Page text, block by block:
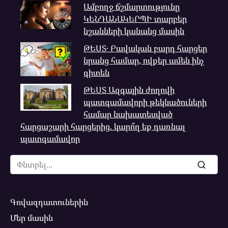
Ամբողջ ճշմարտությունը
ԿԵՆԴԱՆԱԿԵՐՊԻ տարբեր
նշանների կանանց մասին
ԹԵՍՏ․ Բավական բարդ հարցեր
նրանց համար, ովքեր ամեն ինչ
գիտեն
ԹԵՍՏ Ազգային ժողովի
պատգամավորի թեկնածուների
համար նախատեսված
հարցաշարի հարցերից. կարո՞ղ եք դառնալ
պատգամավոր
Search
for:
Գովազդատուներին
Մեր մասին